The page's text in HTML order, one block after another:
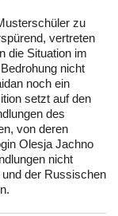
zu
vertreten
die Situation im
nicht
noch ein
setzt auf den
des
von deren
Olesja Jachno
nicht
der Russischen